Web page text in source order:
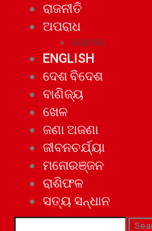
ରାଜନୀତି
ଅପରାଧ
ଘୋଟାଲା
ENGLISH
ଦେଶ ବିଦେଶ
ବାଣିଜ୍ୟ
ଖେଳ
ଜଣା ଅଜଣା
ଜୀବନଚର୍ଯ୍ୟା
ମନୋରଞ୍ଜନ
ରାଶିଫଳ
ସତ୍ୟ ସନ୍ଧାନ